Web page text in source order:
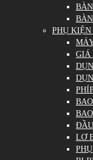
PHỤ
GIÁ
LƠ